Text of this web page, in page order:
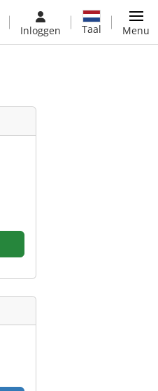
Inloggen Taal Menu